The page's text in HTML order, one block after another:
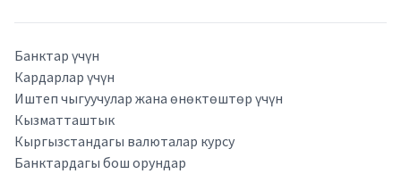
Банктар үчүн
Кардарлар үчүн
Иштеп чыгуучулар жана өнөктөштөр үчүн
Кызматташтык
Кыргызстандагы валюталар курсу
Банктардагы бош орундар